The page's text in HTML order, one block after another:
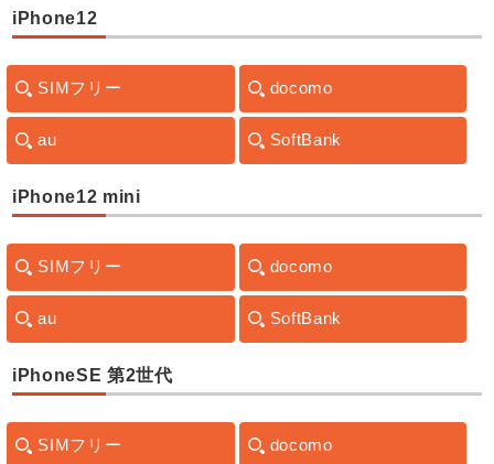
iPhone12
SIMフリー docomo
au SoftBank
iPhone12 mini
SIMフリー docomo
au SoftBank
iPhoneSE 第2世代
SIMフリー docomo